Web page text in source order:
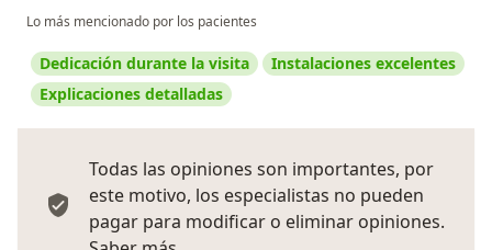
Lo más mencionado por los pacientes
Dedicación durante la visita
Instalaciones excelentes
Explicaciones detalladas
Todas las opiniones son importantes, por
este motivo, los especialistas no pueden
pagar para modificar o eliminar opiniones.